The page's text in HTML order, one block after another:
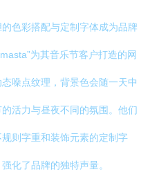
色彩搭配与定制字体成为品牌
为其音乐节客户打造的网
噪点纹理，背景色会随一天中
活力与昼夜不同的氛围。他们
则字重和装饰元素的定制字
化了品牌的独特声量。